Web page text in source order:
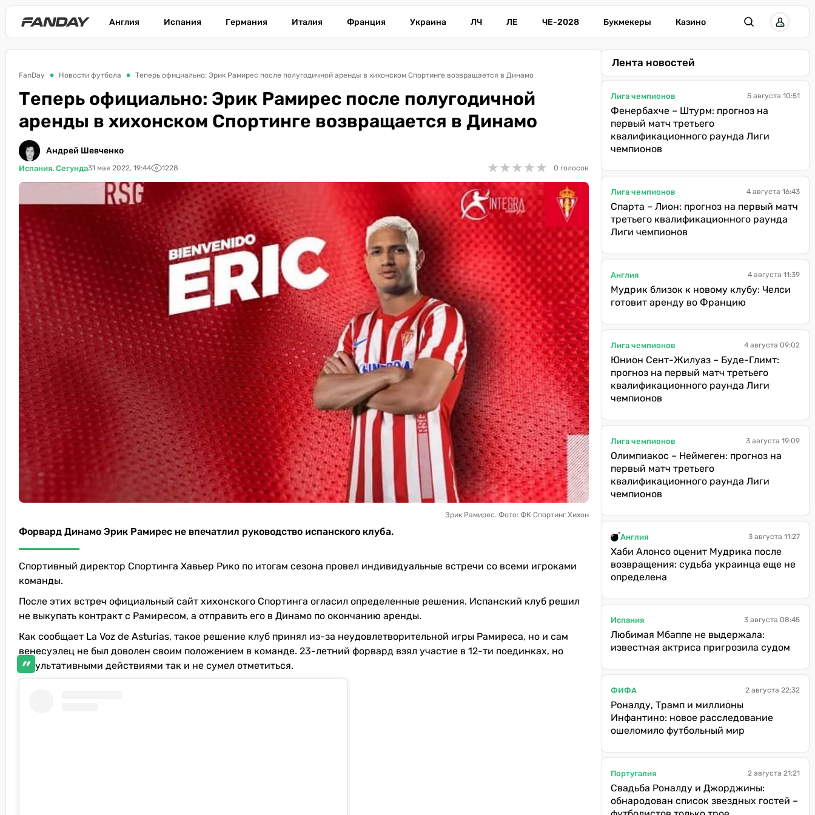
Англия Испания Германия Италия Франция Украина ЛЧ ЛЕ ЧЕ-2028 Букмекеры Казино
FanDay Новости футбола Теперь официально: Эрик Рамирес после полугодичной аренды в хихонском Спортинге возвращается в Динамо
Теперь официально: Эрик Рамирес после полугодичной
аренды в хихонском Спортинге возвращается в Динамо
Андрей Шевченко
Испания. Сегунда31 мая 2022, 19:44 1228 ★★★★★
★★★★★ 0 голосов
Эрик Рамирес. Фото: ФК Спортинг Хихон
Форвард Динамо Эрик Рамирес не впечатлил руководство испанского клуба.
Спортивный директор Спортинга Хавьер Рико по итогам сезона провел индивидуальные встречи со всеми игроками
команды.
После этих встреч официальный сайт хихонского Спортинга огласил определенные решения. Испанский клуб решил
не выкупать контракт с Рамиресом, а отправить его в Динамо по окончанию аренды.
Как сообщает La Voz de Asturias, такое решение клуб принял из-за неудовлетворительной игры Рамиреса, но и сам
венесуэлец не был доволен своим положением в команде. 23-летний форвард взял участие в 12-ти поединках, но
результативными действиями так и не сумел отметиться.
Лента новостей
Лига чемпионов 5 августа 10:51
Фенербахче – Штурм: прогноз на
первый матч третьего
квалификационного раунда Лиги
чемпионов
Лига чемпионов 4 августа 16:43
Спарта – Лион: прогноз на первый матч
третьего квалификационного раунда
Лиги чемпионов
Англия 4 августа 11:39
Мудрик близок к новому клубу: Челси
готовит аренду во Францию
Лига чемпионов 4 августа 09:02
Юнион Сент-Жилуаз – Буде-Глимт:
прогноз на первый матч третьего
квалификационного раунда Лиги
чемпионов
Лига чемпионов 3 августа 19:09
Олимпиакос – Неймеген: прогноз на
первый матч третьего
квалификационного раунда Лиги
чемпионов
Англия 3 августа 11:27
Хаби Алонсо оценит Мудрика после
возвращения: судьба украинца еще не
определена
Испания 3 августа 08:45
Любимая Мбаппе не выдержала:
известная актриса пригрозила судом
ФИФА 2 августа 22:32
Роналду, Трамп и миллионы
Инфантино: новое расследование
ошеломило футбольный мир
Португалия 2 августа 21:21
Свадьба Роналду и Джорджины:
обнародован список звездных гостей –